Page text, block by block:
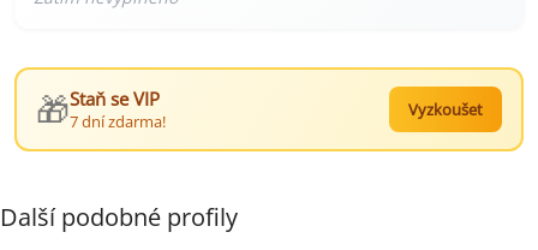
🎁Staň se VIP
7 dní zdarma!
Vyzkoušet
Další podobné profily